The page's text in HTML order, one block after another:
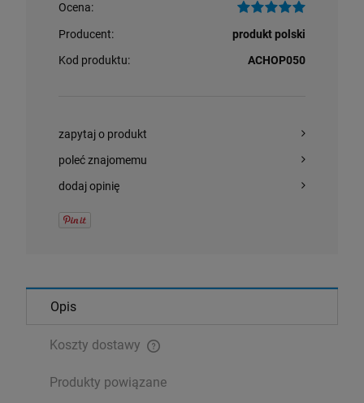
Ocena:
Producent:
produkt polski
Kod produktu:
ACHOP050
zapytaj o produkt
poleć znajomemu
dodaj opinię
Opis
Koszty dostawy
Produkty powiązane